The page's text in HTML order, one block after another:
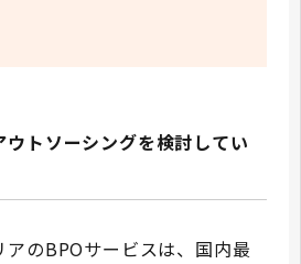
ウトソーシングを検討してい
のBPOサービスは、国内最